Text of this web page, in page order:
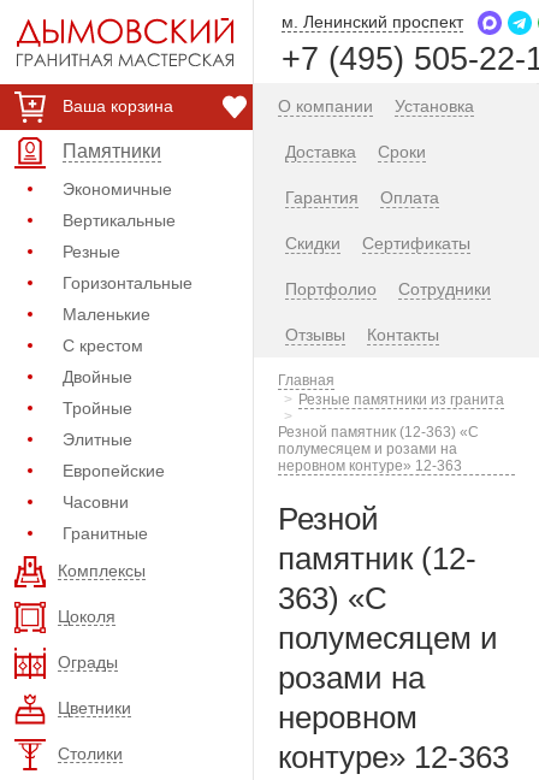
Ваша корзина
Памятники
Экономичные
Вертикальные
Резные
Горизонтальные
Маленькие
С крестом
Двойные
Тройные
Элитные
Европейские
Часовни
Гранитные
Комплексы
Цоколя
Ограды
Цветники
Столики
м. Ленинский проспект
+7 (495) 505-22-
О компании Установка
Доставка Сроки
Гарантия Оплата
Скидки Сертификаты
Портфолио Сотрудники
Отзывы Контакты
Главная
Резные памятники из гранита
Резной памятник (12-363) «С
полумесяцем и розами на
неровном контуре» 12-363
Резной
памятник (12-
363) «С
полумесяцем и
розами на
неровном
контуре» 12-363